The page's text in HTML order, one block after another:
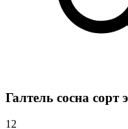
Галтель сосна сорт
12